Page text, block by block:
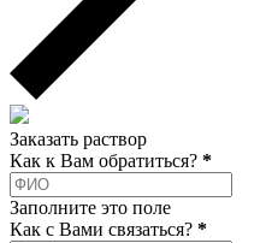
Заказать раствор
Как к Вам обратиться? *
Заполните это поле
Как c Вами связаться? *